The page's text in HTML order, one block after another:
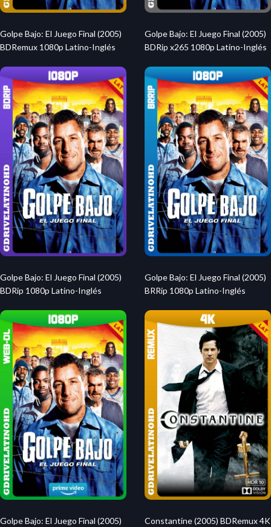
Golpe Bajo: El Juego Final (2005)
BDRemux 1080p Latino-Inglés
Golpe Bajo: El Juego Final (2005)
BDRip x265 1080p Latino-Inglés
Golpe Bajo: El Juego Final (2005)
BDRip 1080p Latino-Inglés
Golpe Bajo: El Juego Final (2005)
BRRip 1080p Latino-Inglés
Golpe Bajo: El Juego Final (2005)
Constantine (2005) BDRemux 4K